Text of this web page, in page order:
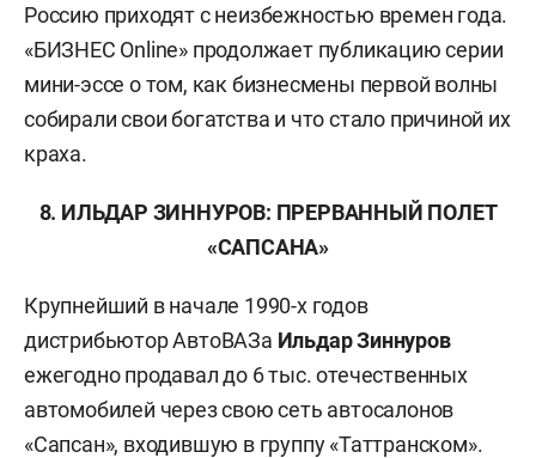
Россию приходят с неизбежностью времен года.
«БИЗНЕС Online» продолжает публикацию серии
мини-эссе о том, как бизнесмены первой волны
собирали свои богатства и что стало причиной их
краха.
8. ИЛЬДАР ЗИННУРОВ: ПРЕРВАННЫЙ ПОЛЕТ
«САПСАНА»
Крупнейший в начале 1990-х годов
дистрибьютор АвтоВАЗа Ильдар Зиннуров
ежегодно продавал до 6 тыс. отечественных
автомобилей через свою сеть автосалонов
«Сапсан», входившую в группу «Таттранском».